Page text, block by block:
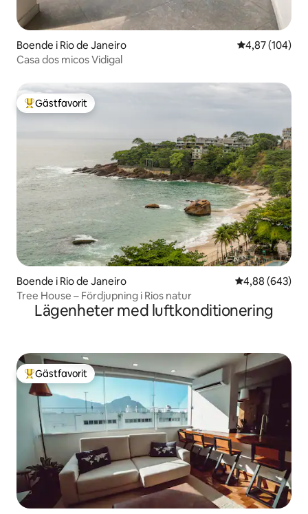
Boende i Rio de Janeiro 4,87 av 5 i
4,87 (104)
Casa dos micos Vidigal
Populär gästfavorit
Gästfavorit
Boende i Rio de Janeiro 4,88 av 5 i
4,88 (643)
Tree House – Fördjupning i Rios natur
Lägenheter med luftkonditionering
Populär gästfavorit
Gästfavorit